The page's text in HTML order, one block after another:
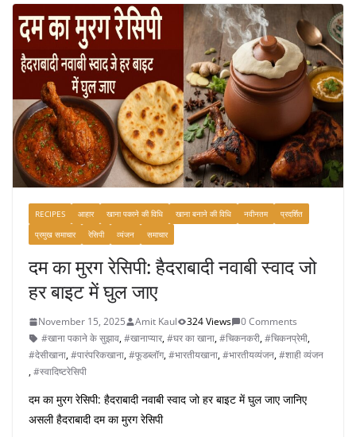
b
o
o
k
RECIPES आहार खाना पकाने की विधि खाना बनाने की विधि नवीनतम
प्रदर्शित
प्रमुख समाचार
रेसिपी व्यंजन समाचार
दम का मुरग रेसिपी: हैदराबादी नवाबी स्वाद जो
हर बाइट में घुल जाए
November 15, 2025 Amit Kaul 324 Views
0 Comments
#खाना पकाने के सुझाव,#खानाप्यार,#घर का खाना,#चिकनकरी,#चिकनप्रेमी,
#देसीखाना,#पारंपरिकखाना,#फूडब्लॉग,#भारतीयखाना,#भारतीयव्यंजन,#शाही व्यंजन
,#स्वादिष्टरेसिपी
दम का मुरग रेसिपी: हैदराबादी नवाबी स्वाद जो हर बाइट में घुल जाए जानिए
असली हैदराबादी दम का मुरग रेसिपी